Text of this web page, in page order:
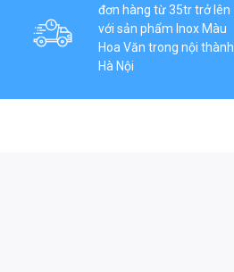
đơn hàng từ 35tr trở lên
với sản phẩm Inox Màu
Hoa Văn trong nội thành
Hà Nội